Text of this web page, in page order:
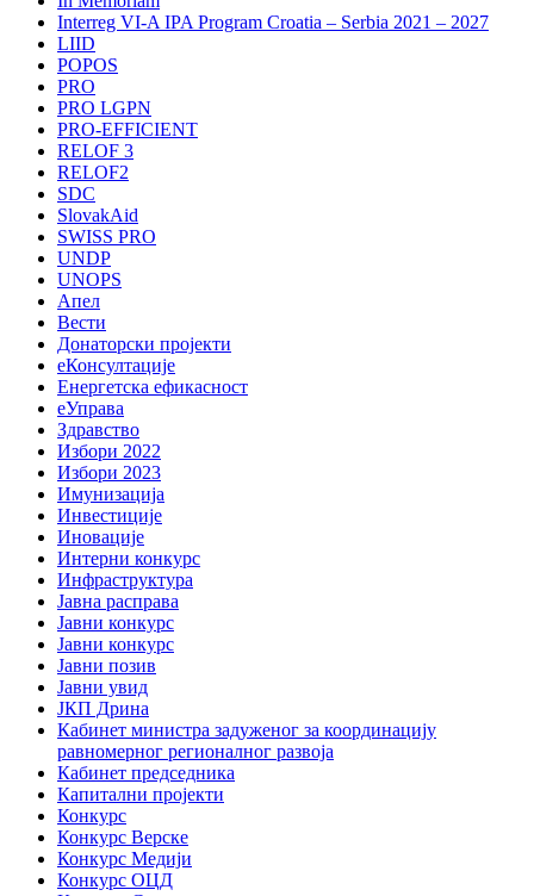
Interreg VI-A IPA Program Croatia – Serbia 2021 – 2027
LIID
POPOS
PRO
PRO LGPN
PRO-EFFICIENT
RELOF 3
RELOF2
SDC
SlovakAid
SWISS PRO
UNDP
UNOPS
Апел
Вести
Донаторски пројекти
еКонсултације
Енергетска ефикасност
еУправа
Здравство
Избори 2022
Избори 2023
Имунизација
Инвестиције
Иновације
Интерни конкурс
Инфраструктура
Јавна расправа
Јавни конкурс
Јавни конкурс
Јавни позив
Јавни увид
ЈКП Дрина
Кабинет министра задуженог за координацију
равномерног регионалног развоја
Кабинет председника
Капитални пројекти
Конкурс
Конкурс Верске
Конкурс Медији
Конкурс ОЦД